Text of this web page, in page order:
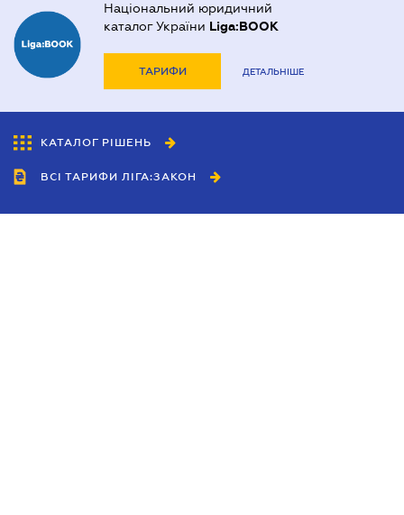
Національний юридичний
каталог України Liga:BOOK
ТАРИФИ ДЕТАЛЬНІШЕ
КАТАЛОГ РІШЕНЬ
ВСІ ТАРИФИ ЛІГА:ЗАКОН